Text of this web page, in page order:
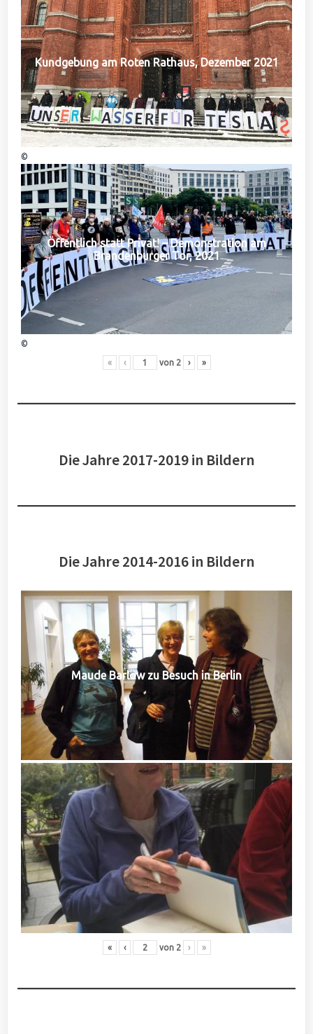
Kundgebung am Roten Rathaus, Dezember 2021
©
Öffentlich statt Privat! – Demonstration am
Brandenburger Tor, 2021
©
« ‹ von 2 › »
Die Jahre 2017-2019 in Bildern
Die Jahre 2014-2016 in Bildern
Maude Barlow zu Besuch in Berlin
« ‹ von 2 › »